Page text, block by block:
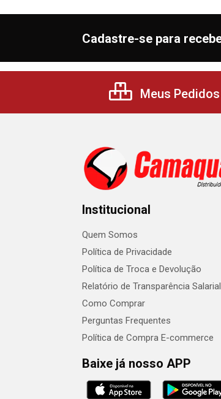
Cadastre-se para
Meus Pedidos
Institucional
Quem Somos
Política de Privacidade
Política de Troca e Devolução
Relatório de Transparência Salarial
Como Comprar
Perguntas Frequentes
Política de Compra E-commerce
Baixe já nosso APP